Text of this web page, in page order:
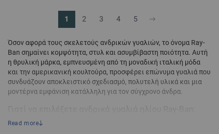
Διαβάζετε αυτή τη στιγμή τη σελίδα
1 Σελίδα
2 Σελίδα
3 Σελίδα
4 Σελίδα
5
Όσον αφορά τους σκελετούς ανδρικών γυαλιών, το όνομα Ray-
Ban σημαίνει κομψότητα, στυλ και ασυμβίβαστη ποιότητα. Αυτή
η θρυλική μάρκα, εμπνευσμένη από τη μοναδική ιταλική μόδα
και την αμερικανική κουλτούρα, προσφέρει επώνυμα γυαλιά που
συνδυάζουν αποκλειστικό σχεδιασμό, πολυτελή υλικά και μια
μοντέρνα εμφάνιση κατάλληλη για τον σύγχρονο άνδρα.
Read more